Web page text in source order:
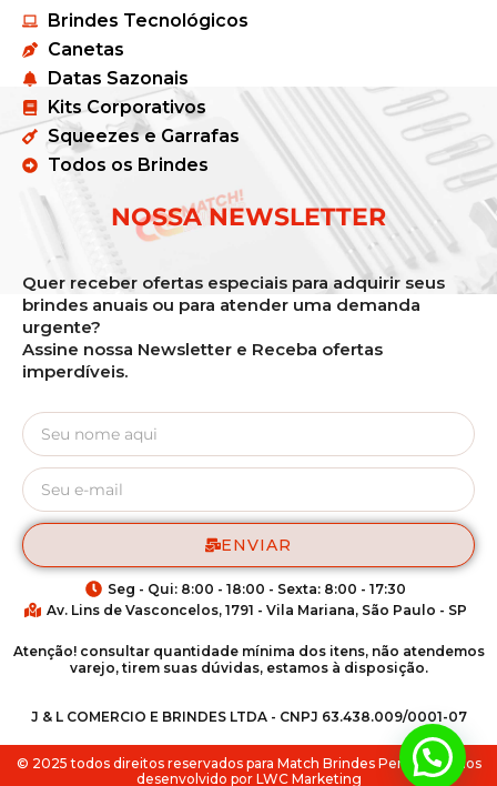
Brindes Tecnológicos
Canetas
Datas Sazonais
Kits Corporativos
Squeezes e Garrafas
Todos os Brindes
NOSSA NEWSLETTER
Quer receber ofertas especiais para adquirir seus
brindes anuais ou para atender uma demanda
urgente?
Assine nossa Newsletter e Receba ofertas
imperdíveis.
ENVIAR
Seg - Qui: 8:00 - 18:00 - Sexta: 8:00 - 17:30
Av. Lins de Vasconcelos, 1791 - Vila Mariana, São Paulo - SP
Atenção! consultar quantidade mínima dos itens, não atendemos
varejo, tirem suas dúvidas, estamos à disposição.
J & L COMERCIO E BRINDES LTDA - CNPJ 63.438.009/0001-07
© 2025 todos direitos reservados para Match Brindes Personalizados
desenvolvido por LWC Marketing
Fale via Whatsapp